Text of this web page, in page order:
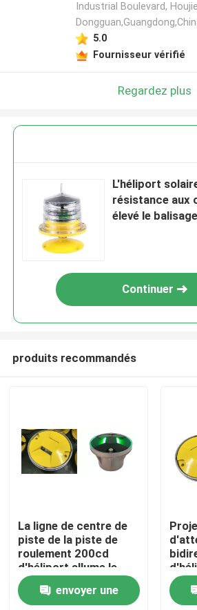
Maison
Produits
Au sujet de nous
Industrial Boulevard,
5.0
Fournisseur vérifié
Regardez plus
L'héliport
résistance aux
élevé le
Continuer
produits recommandés
La ligne de centre de
piste de la piste de
roulement 200cd
d'héliport allume le
moulage d'aluminium
envoyer une
jaune